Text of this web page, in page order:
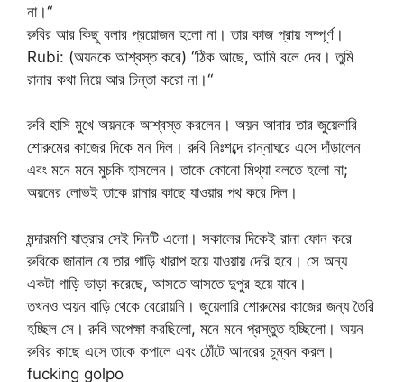
না।“
রুবির আর কিছু বলার প্রয়োজন হলো না। তার কাজ প্রায় সম্পূর্ণ।
Rubi: (অয়নকে আশ্বস্ত করে) “ঠিক আছে, আমি বলে দেব। তুমি
রানার কথা নিয়ে আর চিন্তা করো না।“
রুবি হাসি মুখে অয়নকে আশ্বস্ত করলেন। অয়ন আবার তার জুয়েলারি
শোরুমের কাজের দিকে মন দিল। রুবি নিঃশব্দে রান্নাঘরে এসে দাঁড়ালেন
এবং মনে মনে মুচকি হাসলেন। তাকে কোনো মিথ্যা বলতে হলো না;
অয়নের লোভই তাকে রানার কাছে যাওয়ার পথ করে দিল।
মন্দারমণি যাত্রার সেই দিনটি এলো। সকালের দিকেই রানা ফোন করে
রুবিকে জানাল যে তার গাড়ি খারাপ হয়ে যাওয়ায় দেরি হবে। সে অন্য
একটা গাড়ি ভাড়া করেছে, আসতে আসতে দুপুর হয়ে যাবে।
তখনও অয়ন বাড়ি থেকে বেরোয়নি। জুয়েলারি শোরুমের কাজের জন্য তৈরি
হচ্ছিল সে। রুবি অপেক্ষা করছিলো, মনে মনে প্রস্তুত হচ্ছিলো। অয়ন
রুবির কাছে এসে তাকে কপালে এবং ঠোঁটে আদরের চুম্বন করল।
fucking golpo